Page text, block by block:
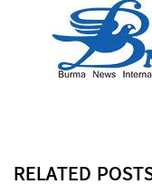
RELATED